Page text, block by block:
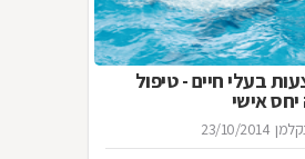
בעלי חיים - טיפול
אישי
23/10/2014